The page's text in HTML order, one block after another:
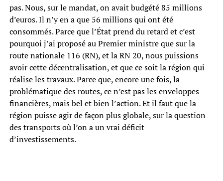
pas. Nous, sur le mandat, on avait budgété 85 millions
d’euros. Il n’y en a que 56 millions qui ont été
consommés. Parce que l’État prend du retard et c’est
pourquoi j’ai proposé au Premier ministre que sur la
route nationale 116 (RN), et la RN 20, nous puissions
avoir cette décentralisation, et que ce soit la région qui
réalise les travaux. Parce que, encore une fois, la
problématique des routes, ce n’est pas les enveloppes
financières, mais bel et bien l’action. Et il faut que la
région puisse agir de façon plus globale, sur la question
des transports où l’on a un vrai déficit
d’investissements.